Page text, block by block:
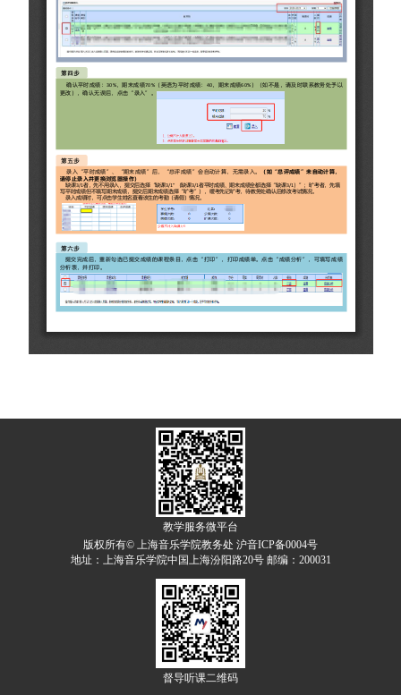
教学服务微平台
版权所有© 上海音乐学院教务处 沪音ICP备0004号
地址：上海音乐学院中国上海汾阳路20号 邮编：200031
督导听课二维码